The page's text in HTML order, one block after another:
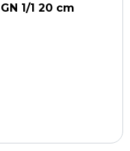
1/1 20 cm